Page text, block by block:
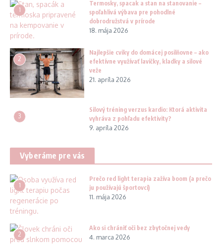
1
Termosky, spacak a stan na stanovanie –
spoľahlivá výbava pre pohodlné
dobrodružstvá v prírode
18. mája 2026
2
Najlepšie cviky do domácej posilňovne – ako
efektívne využívať lavičky, kladky a silové
veže
21. apríla 2026
3
Silový tréning verzus kardio: Ktorá aktivita
vyhráva z pohľadu efektivity?
9. apríla 2026
Vyberáme pre vás
1
Prečo red light terapia zažíva boom (a prečo
ju používajú športovci)
11. mája 2026
2
Ako si chrániť oči bez zbytočnej vedy
4. marca 2026